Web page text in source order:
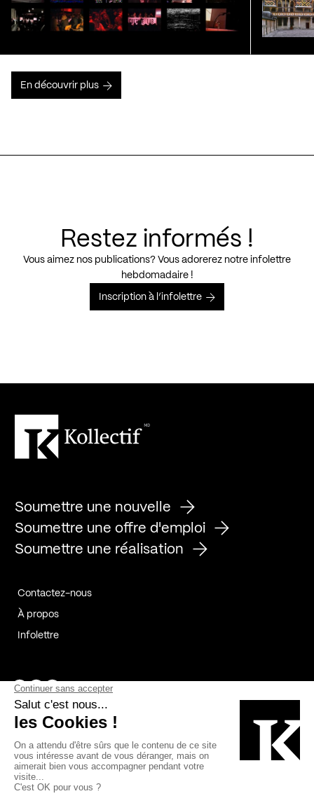
En découvrir plus
Restez informés !
Vous aimez nos publications? Vous adorerez notre infolettre
hebdomadaire !
Inscription à l’infolettre
Soumettre une nouvelle
Soumettre une offre d'emploi
Soumettre une réalisation
Contactez-nous
À propos
Infolettre
Page Facebook de Kollectif
Page Instagram de Kollectif
Page Linkedin de Kollectif